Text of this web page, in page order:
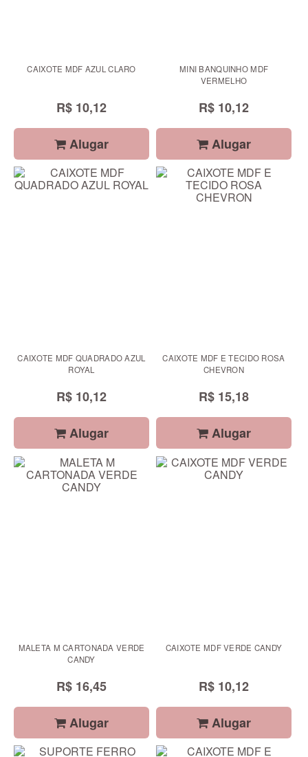
CAIXOTE MDF AZUL CLARO
R$ 10,12
Alugar
MINI BANQUINHO MDF
VERMELHO
R$ 10,12
Alugar
CAIXOTE MDF QUADRADO AZUL
ROYAL
R$ 10,12
Alugar
CAIXOTE MDF E TECIDO ROSA
CHEVRON
R$ 15,18
Alugar
MALETA M CARTONADA VERDE
CANDY
R$ 16,45
Alugar
CAIXOTE MDF VERDE CANDY
R$ 10,12
Alugar